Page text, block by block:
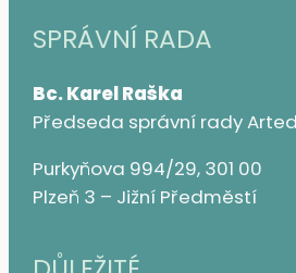
SPRÁVNÍ RADA
Bc. Karel Raška
Předseda správní rady
Purkyňova 994/29, 301 00
Plzeň 3 – Jižní Předměstí